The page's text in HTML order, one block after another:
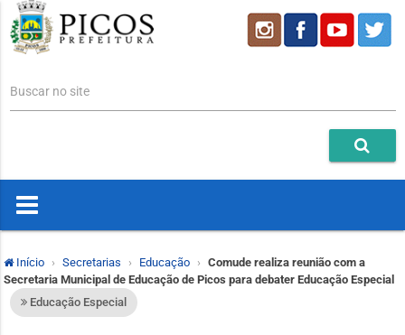
Buscar no site
Início Secretarias Educação
Comude realiza reunião com a
Secretaria Municipal de Educação de Picos para debater Educação Especial
Educação Especial